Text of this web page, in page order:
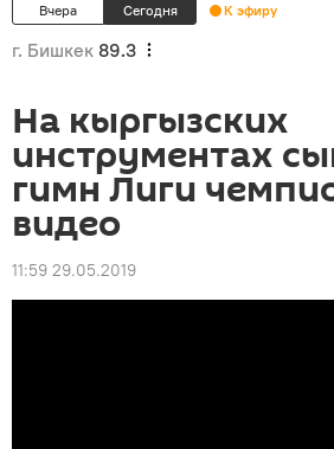
Вчера Сегодня К эфиру
г. Бишкек 89.3
На кыргызских
инструментах
гимн Лиги
видео
11:59 29.05.2019